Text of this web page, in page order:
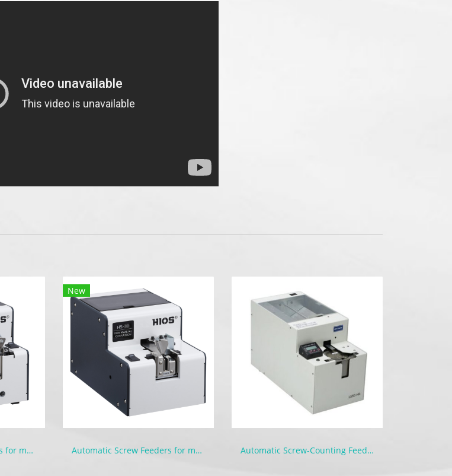
Automatic Screw Feeders for manual and machines | HSV
New
Automatic Screw Feeders for manual and machines | HS Series Automatic Screw-Counting Feeder | LS-HR